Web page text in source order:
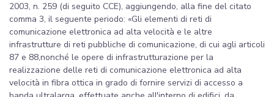
2003, n. 259 (di seguito CCE), aggiungendo, alla fine del citato
comma 3, il seguente periodo: «Gli elementi di reti di
comunicazione elettronica ad alta velocità e le altre
infrastrutture di reti pubbliche di comunicazione, di cui agli articoli
87 e 88,nonché le opere di infrastrutturazione per la
realizzazione delle reti di comunicazione elettronica ad alta
velocità in fibra ottica in grado di fornire servizi di accesso a